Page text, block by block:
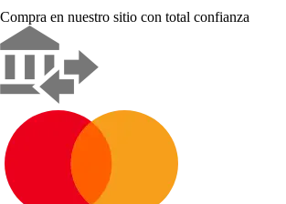
Compra en nuestro sitio con total confianza